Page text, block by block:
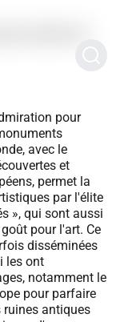
pour
avec le
et
permet la
par l'élite
», qui sont aussi
pour l'art. Ce
disséminées
les ont
notamment le
pour parfaire
ruines antiques